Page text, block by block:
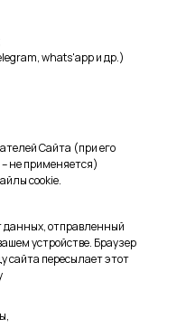
whats'app и др.)
Сайта (при его
– не применяется)
cookie.
данных, отправленный
устройстве. Браузер
сайта пересылает этот